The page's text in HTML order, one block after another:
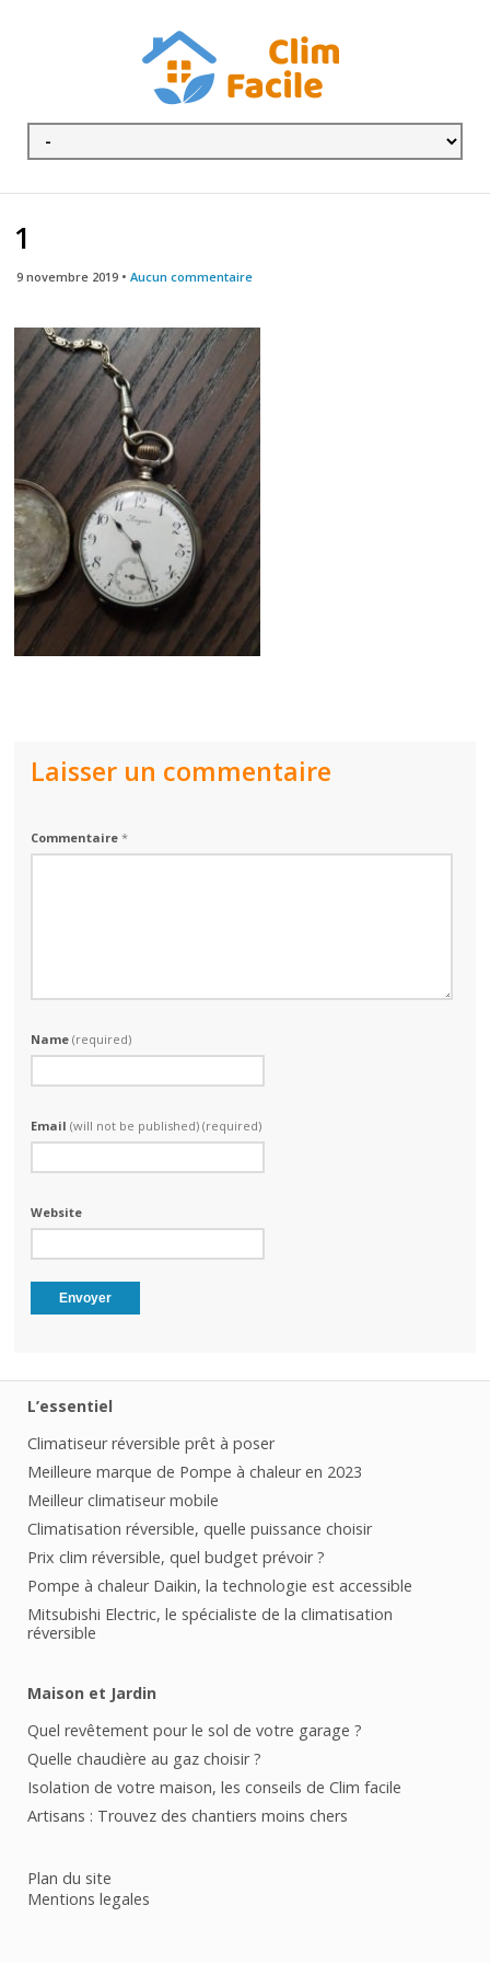
1
9 novembre 2019 •Aucun commentaire
Laisser un commentaire
Commentaire*
Name(required)
Email(will not be published) (required)
Website
L’essentiel
Climatiseur réversible prêt à poser
Meilleure marque de Pompe à chaleur en 2023
Meilleur climatiseur mobile
Climatisation réversible, quelle puissance choisir
Prix clim réversible, quel budget prévoir ?
Pompe à chaleur Daikin, la technologie est accessible
Mitsubishi Electric, le spécialiste de la climatisation
réversible
Maison et Jardin
Quel revêtement pour le sol de votre garage ?
Quelle chaudière au gaz choisir ?
Isolation de votre maison, les conseils de Clim facile
Artisans : Trouvez des chantiers moins chers
Plan du site
Mentions legales